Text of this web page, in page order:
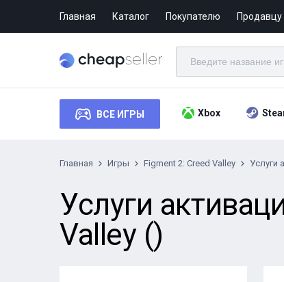
Главная Каталог Покупателю Продавцу
ВСЕ ИГРЫ Xbox
Главная Игры Figment 2: Creed Valley Услуги
Услуги
Valley ()